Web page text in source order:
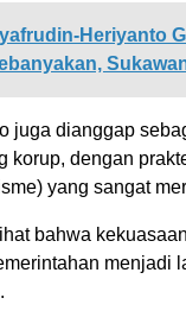
Heriyanto
juga dianggap
korup, dengan
yang sangat
bahwa
menjadi